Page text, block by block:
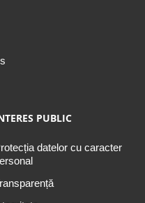
PUBLIC
datelor cu caracter